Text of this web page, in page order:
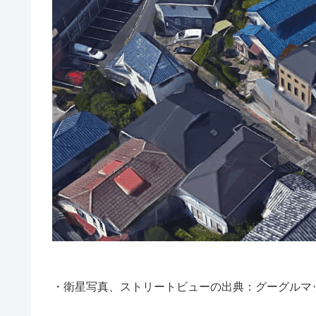
・衛星写真、ストリートビューの出典：グーグルマ